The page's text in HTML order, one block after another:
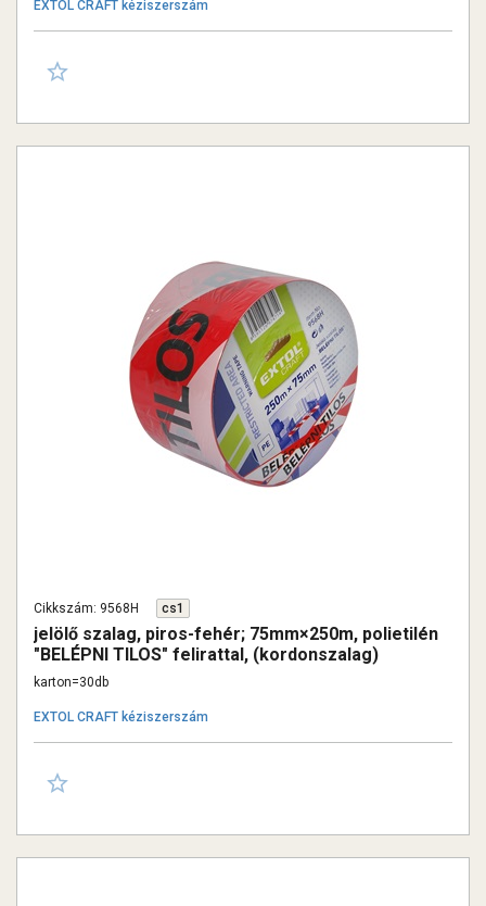
EXTOL CRAFT kéziszerszám
Cikkszám: 9568H cs1
jelölő szalag, piros-fehér; 75mm×250m, polietilén
"BELÉPNI TILOS" felirattal, (kordonszalag)
karton=30db
EXTOL CRAFT kéziszerszám